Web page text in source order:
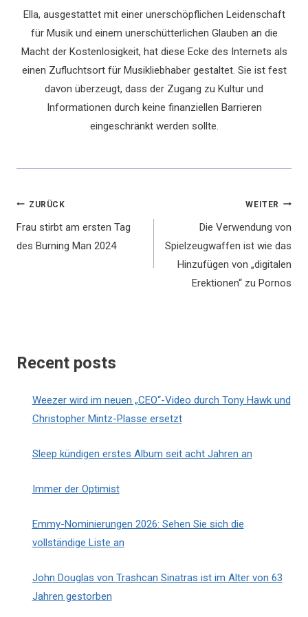
Ella, ausgestattet mit einer unerschöpflichen Leidenschaft
für Musik und einem unerschütterlichen Glauben an die
Macht der Kostenlosigkeit, hat diese Ecke des Internets als
einen Zufluchtsort für Musikliebhaber gestaltet. Sie ist fest
davon überzeugt, dass der Zugang zu Kultur und
Informationen durch keine finanziellen Barrieren
eingeschränkt werden sollte.
Beitragsnavigation
ZURÜCK
Frau stirbt am ersten Tag
des Burning Man 2024
WEITER
Die Verwendung von
Spielzeugwaffen ist wie das
Hinzufügen von „digitalen
Erektionen“ zu Pornos
Recent posts
Weezer wird im neuen „CEO“-Video durch Tony Hawk und
Christopher Mintz-Plasse ersetzt
Sleep kündigen erstes Album seit acht Jahren an
Immer der Optimist
Emmy-Nominierungen 2026: Sehen Sie sich die
vollständige Liste an
John Douglas von Trashcan Sinatras ist im Alter von 63
Jahren gestorben